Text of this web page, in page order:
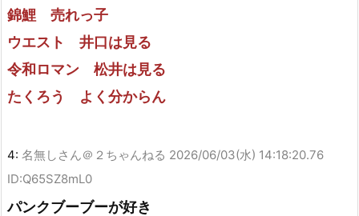
錦鯉 売れっ子
ウエスト 井口は見る
令和ロマン 松井は見る
たくろう よく分からん
4: 名無しさん＠２ちゃんねる 2026/06/03(水) 14:18:20.76
ID:Q65SZ8mL0
パンクブーブーが好き